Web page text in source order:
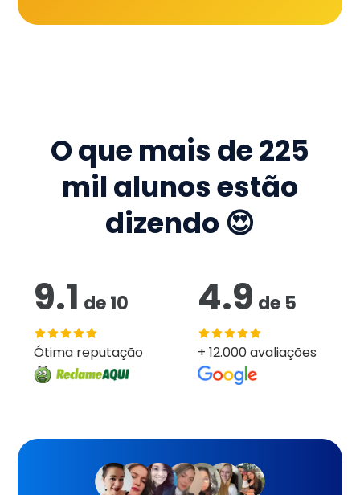
O que mais de225
mil alunos estão
dizendo 😍
9.1 de10
Ótima reputação
4.9 de 5
+ 12.000 avaliações